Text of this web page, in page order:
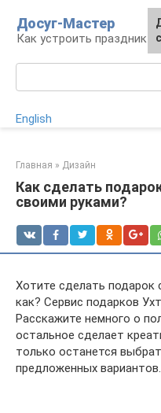
контенту
Досуг-Мастер
Как устроить праздник
English
Главная » Дизайн
Как сделать
своими руками?
Хотите сделать подарок
как? Сервис подарков
Расскажите немного о
остальное сделает
только останется
предложенных вариантов.